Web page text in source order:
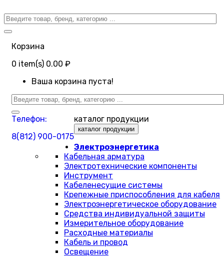
Корзина
0 item(s) 0.00 ₽
Ваша корзина пуста!
Телефон:
8(812) 900-0175
каталог продукции
каталог продукции
Электроэнергетика
Кабельная арматура
Электротехнические компоненты
Инструмент
Кабеленесущие системы
Крепежные приспособления для кабеля
Электроэнергетическое оборудование
Средства индивидуальной защиты
Измерительное оборудование
Расходные материалы
Кабель и провод
Освещение